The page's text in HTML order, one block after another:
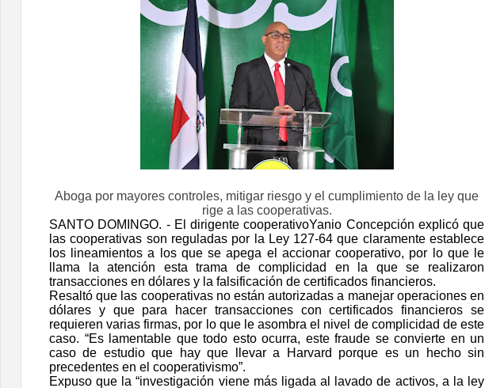
Aboga por mayores controles, mitigar riesgo y el cumplimiento de la ley que
rige a las cooperativas.
SANTO DOMINGO. - El dirigente cooperativoYanio Concepción explicó que
las cooperativas son reguladas por la Ley 127-64 que claramente establece
los lineamientos a los que se apega el accionar cooperativo, por lo que le
llama la atención esta trama de complicidad en la que se realizaron
transacciones en dólares y la falsificación de certificados financieros.
Resaltó que las cooperativas no están autorizadas a manejar operaciones en
dólares y que para hacer transacciones con certificados financieros se
requieren varias firmas, por lo que le asombra el nivel de complicidad de este
caso. “Es lamentable que todo esto ocurra, este fraude se convierte en un
caso de estudio que hay que llevar a Harvard porque es un hecho sin
precedentes en el cooperativismo”.
Expuso que la “investigación viene más ligada al lavado de activos, a la ley